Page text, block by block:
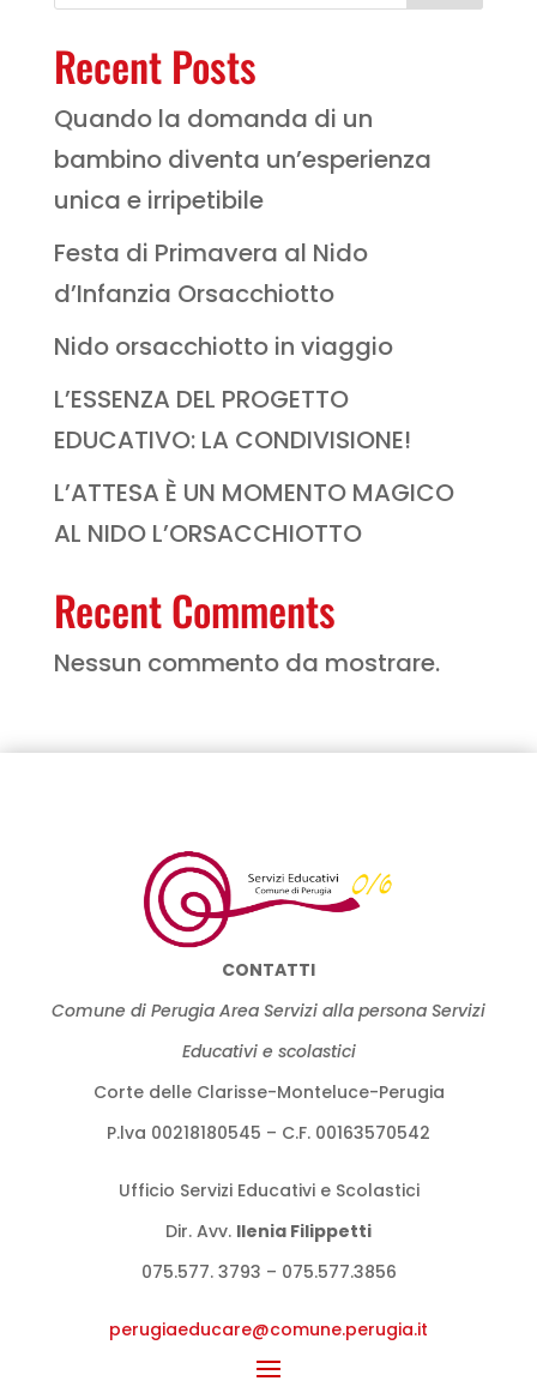
Recent Posts
Quando la domanda di un
bambino diventa un’esperienza
unica e irripetibile
Festa di Primavera al Nido
d’Infanzia Orsacchiotto
Nido orsacchiotto in viaggio
L’ESSENZA DEL PROGETTO
EDUCATIVO: LA CONDIVISIONE!
L’ATTESA È UN MOMENTO MAGICO
AL NIDO L’ORSACCHIOTTO
Recent Comments
Nessun commento da mostrare.
CONTATTI
Comune di Perugia Area Servizi alla persona Servizi
Educativi e scolastici
Corte delle Clarisse-Monteluce-Perugia
P.lva 00218180545 – C.F. 00163570542
Ufficio Servizi Educativi e Scolastici
Dir. Avv. llenia Filippetti
075.577. 3793 – 075.577.3856
perugiaeducare@comune.perugia.it